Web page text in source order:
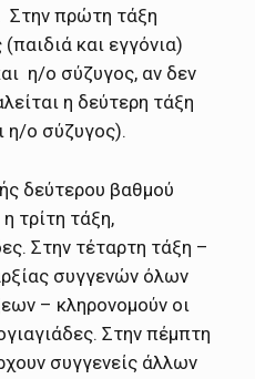
Στην πρώτη τάξη
και εγγόνια)
η/ο σύζυγος, αν δεν
η δεύτερη τάξη
η/ο σύζυγος).
δεύτερου βαθμού
τρίτη τάξη,
Στην τέταρτη τάξη –
συγγενών όλων
– κληρονομούν οι
Στην πέμπτη
συγγενείς άλλων